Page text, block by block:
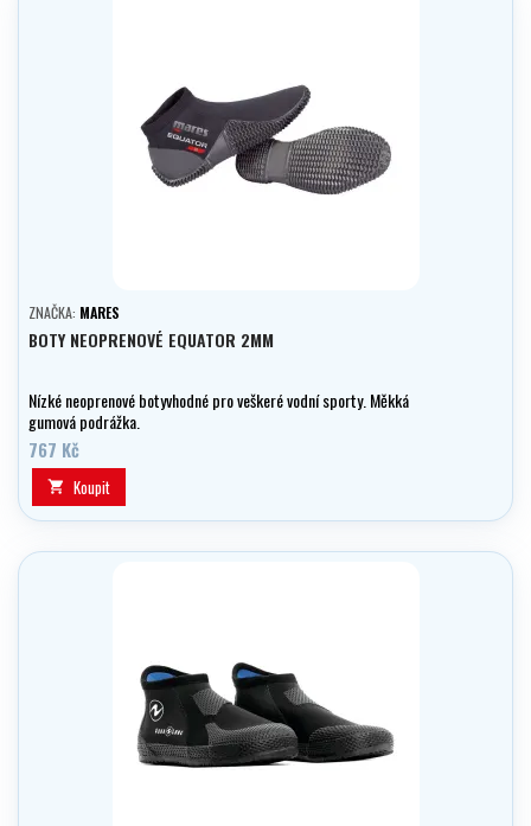
ZNAČKA: MARES
BOTY NEOPRENOVÉ EQUATOR 2MM
Nízké neoprenové botyvhodné pro veškeré vodní sporty. Měkká
gumová podrážka.
767 Kč
 Koupit